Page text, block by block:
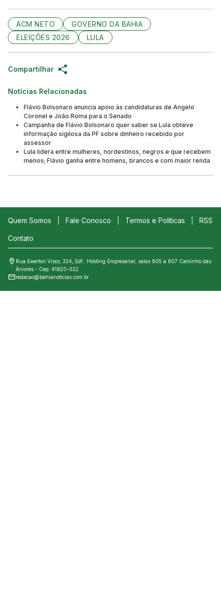
ACM NETO
GOVERNO DA BAHIA
ELEIÇÕES 2026
LULA
Compartilhar
Notícias Relacionadas
Flávio Bolsonaro anuncia apoio às candidaturas de Angelo
Coronel e João Roma para o Senado
Campanha de Flávio Bolsonaro quer saber se Lula obteve
informação sigilosa da PF sobre dinheiro recebido por
assessor
Lula lidera entre mulheres, nordestinos, negros e que recebem
menos; Flávio ganha entre homens, brancos e com maior renda
Quem Somos Fale Conosco Termos e Políticas RSS
Contato
Rua Ewerton Visco, 324, Edf.: Holding Empresarial, salas 805 a 807 Caminho das
Árvores - Cep: 41820-022
redacao@bahianoticias.com.br